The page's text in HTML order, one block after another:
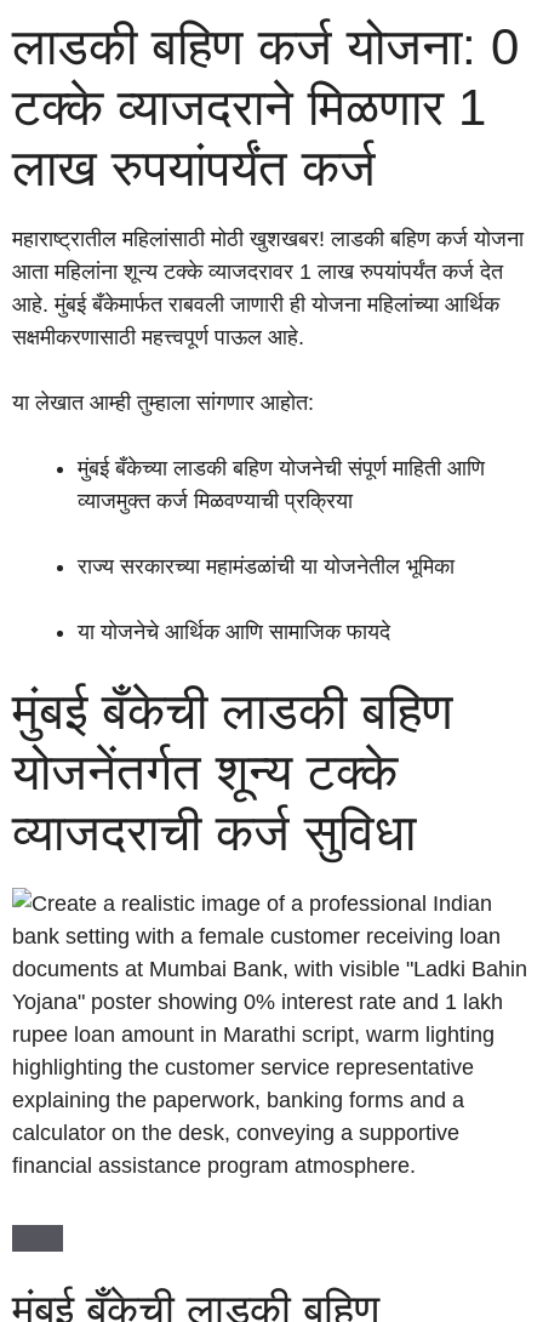
लाडकी बहिण कर्ज योजना: 0
टक्के व्याजदराने मिळणार 1
लाख रुपयांपर्यंत कर्ज
महाराष्ट्रातील महिलांसाठी मोठी खुशखबर! लाडकी बहिण कर्ज योजना
आता महिलांना शून्य टक्के व्याजदरावर 1 लाख रुपयांपर्यंत कर्ज देत
आहे. मुंबई बँकेमार्फत राबवली जाणारी ही योजना महिलांच्या आर्थिक
सक्षमीकरणासाठी महत्त्वपूर्ण पाऊल आहे.
या लेखात आम्ही तुम्हाला सांगणार आहोत:
मुंबई बँकेच्या लाडकी बहिण योजनेची संपूर्ण माहिती आणि
व्याजमुक्त कर्ज मिळवण्याची प्रक्रिया
राज्य सरकारच्या महामंडळांची या योजनेतील भूमिका
या योजनेचे आर्थिक आणि सामाजिक फायदे
मुंबई बँकेची लाडकी बहिण
योजनेंतर्गत शून्य टक्के
व्याजदराची कर्ज सुविधा
मुंबई बँकेची लाडकी बहिण